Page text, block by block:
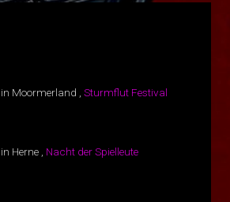
in Moormerland
Sturmflut Festival
in Herne
Nacht der Spielleute